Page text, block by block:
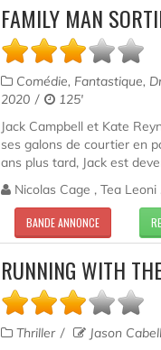
FAMILY MAN
Comédie, Fantastique,
2020
125'
Jack Campbell et Kate
ses galons de courtier en
ans plus tard, Jack est
Nicolas Cage , Tea Leoni
BANDE ANNONCE
RUNNING WITH
Thriller Jason Cabell